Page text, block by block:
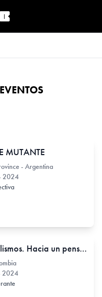
EVENTOS
MUTANTE
- Argentina
2024
No-objetualismos. Hacia un pensamiento visual independiente
2024